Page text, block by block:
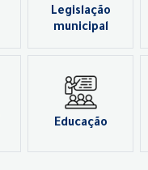
Legislação
municipal
Educação